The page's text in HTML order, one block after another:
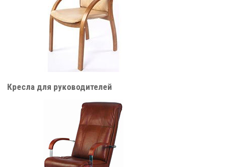
Кресла для руководителей